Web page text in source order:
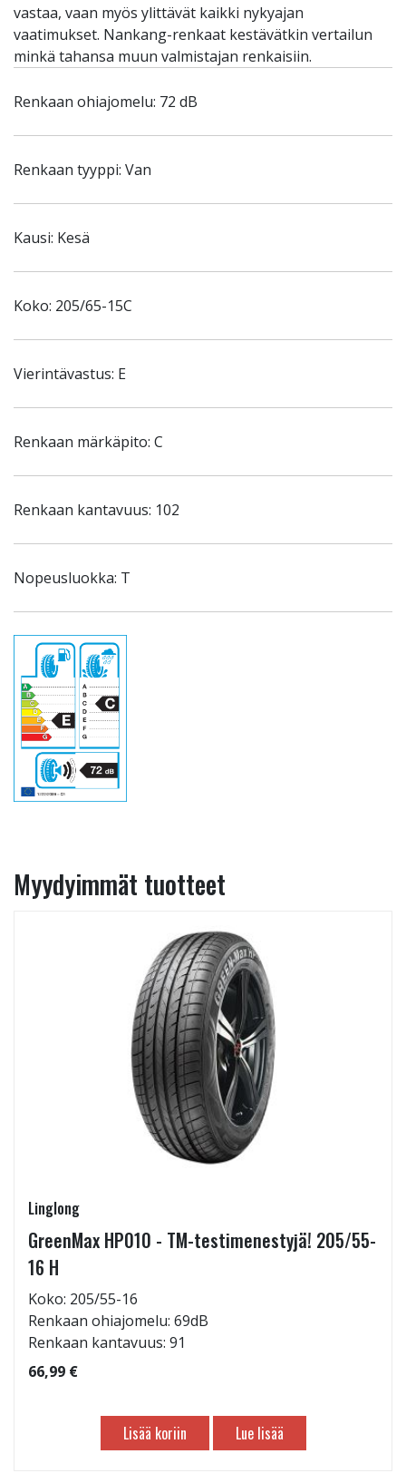
vastaa, vaan myös ylittävät kaikki nykyajan
vaatimukset. Nankang-renkaat kestävätkin vertailun
minkä tahansa muun valmistajan renkaisiin.
Renkaan ohiajomelu: 72 dB
Renkaan tyyppi: Van
Kausi: Kesä
Koko: 205/65-15C
Vierintävastus: E
Renkaan märkäpito: C
Renkaan kantavuus: 102
Nopeusluokka: T
Myydyimmät tuotteet
Linglong
GreenMax HP010 - TM-testimenestyjä! 205/55-
16 H
Koko: 205/55-16
Renkaan ohiajomelu: 69dB
Renkaan kantavuus: 91
66,99 €
Lisää koriin Lue lisää